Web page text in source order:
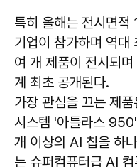
특히 올해는 전시면
기업이 참가하며 역
여 개 제품이 전시되
계 최초 공개된다.
가장 관심을 끄는 제
시스템 '아틀라스
개 이상의 AI 칩을 하
는 슈퍼컴퓨터급 AI